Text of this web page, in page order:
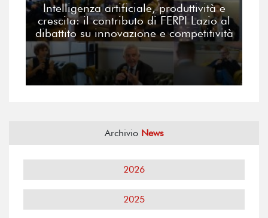
Intelligenza artificiale, produttività e
crescita: il contributo di FERPI Lazio al
dibattito su innovazione e competitività
Archivio News
2026
2025